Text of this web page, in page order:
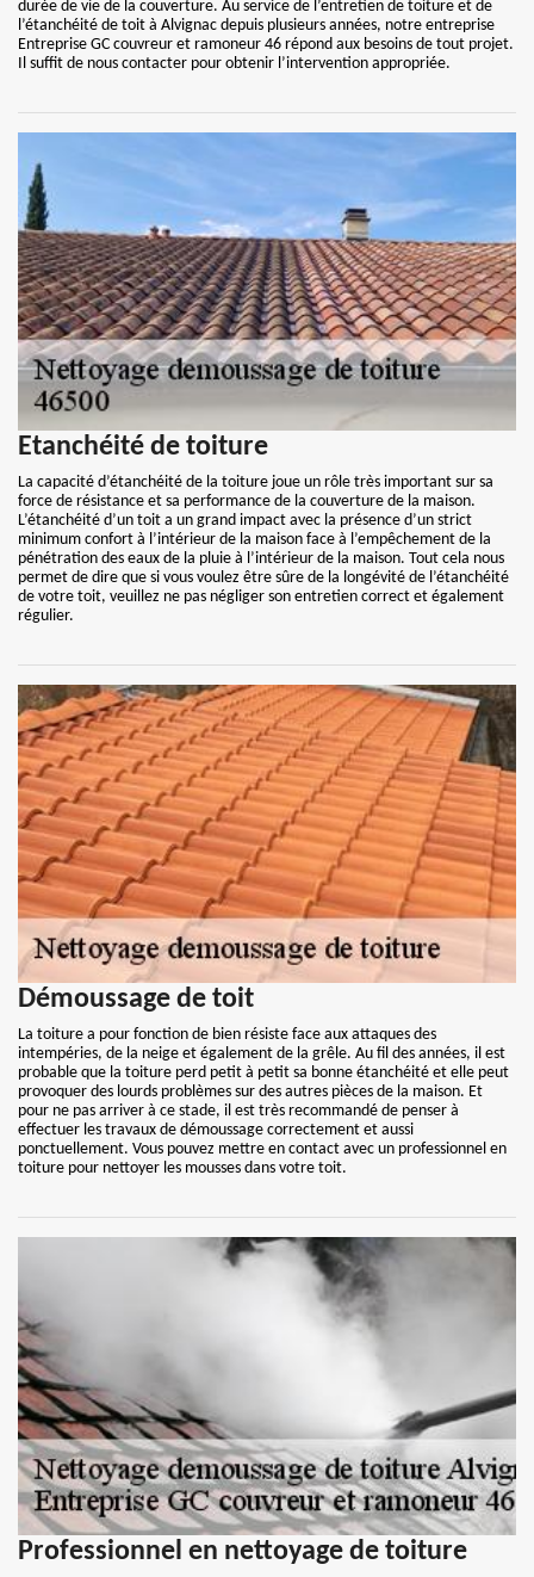
durée de vie de la couverture. Au service de l’entretien de toiture et de
l’étanchéité de toit à Alvignac depuis plusieurs années, notre entreprise
Entreprise GC couvreur et ramoneur 46 répond aux besoins de tout projet.
Il suffit de nous contacter pour obtenir l’intervention appropriée.
Etanchéité de toiture
La capacité d’étanchéité de la toiture joue un rôle très important sur sa
force de résistance et sa performance de la couverture de la maison.
L’étanchéité d’un toit a un grand impact avec la présence d’un strict
minimum confort à l’intérieur de la maison face à l’empêchement de la
pénétration des eaux de la pluie à l’intérieur de la maison. Tout cela nous
permet de dire que si vous voulez être sûre de la longévité de l’étanchéité
de votre toit, veuillez ne pas négliger son entretien correct et également
régulier.
Démoussage de toit
La toiture a pour fonction de bien résiste face aux attaques des
intempéries, de la neige et également de la grêle. Au fil des années, il est
probable que la toiture perd petit à petit sa bonne étanchéité et elle peut
provoquer des lourds problèmes sur des autres pièces de la maison. Et
pour ne pas arriver à ce stade, il est très recommandé de penser à
effectuer les travaux de démoussage correctement et aussi
ponctuellement. Vous pouvez mettre en contact avec un professionnel en
toiture pour nettoyer les mousses dans votre toit.
Professionnel en nettoyage de toiture